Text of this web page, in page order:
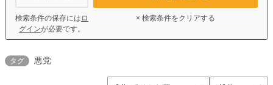
検索条件の保存には ロ
グインが必要です。
× 検索条件をクリアする
タグ 悪党